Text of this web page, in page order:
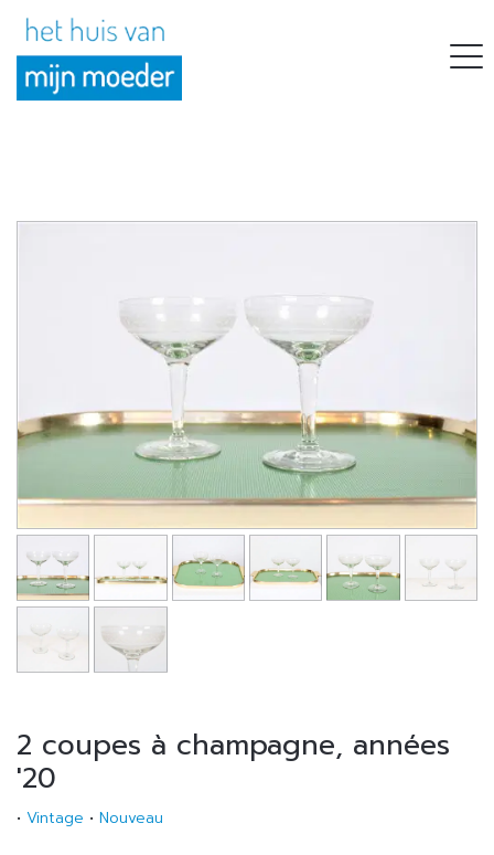
2 coupes à champagne, années
'20
• Vintage • Nouveau